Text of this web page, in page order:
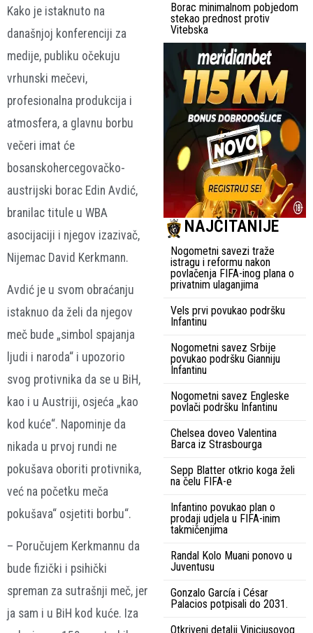
Kako je istaknuto na
današnjoj konferenciji za
medije, publiku očekuju
vrhunski mečevi,
profesionalna produkcija i
atmosfera, a glavnu borbu
večeri imat će
bosanskohercegovačko-
austrijski borac Edin Avdić,
branilac titule u WBA
asocijaciji i njegov izazivač,
Nijemac David Kerkmann.
Avdić je u svom obraćanju
istaknuo da želi da njegov
meč bude „simbol spajanja
ljudi i naroda“ i upozorio
svog protivnika da se u BiH,
kao i u Austriji, osjeća „kao
kod kuće“. Napominje da
nikada u prvoj rundi ne
pokušava oboriti protivnika,
već na početku meča
pokušava“ osjetiti borbu“.
– Poručujem Kerkmannu da
bude fizički i psihički
spreman za sutrašnji meč, jer
ja sam i u BiH kod kuće. Iza
Borac minimalnom pobjedom
stekao prednost protiv
Vitebska
NAJČITANIJE
Nogometni savezi traže
istragu i reformu nakon
povlačenja FIFA-inog plana o
privatnim ulaganjima
Vels prvi povukao podršku
Infantinu
Nogometni savez Srbije
povukao podršku Gianniju
Infantinu
Nogometni savez Engleske
povlači podršku Infantinu
Chelsea doveo Valentina
Barca iz Strasbourga
Sepp Blatter otkrio koga želi
na čelu FIFA-e
Infantino povukao plan o
prodaji udjela u FIFA-inim
takmičenjima
Randal Kolo Muani ponovo u
Juventusu
Gonzalo García i César
Palacios potpisali do 2031.
Otkriveni detalji Viniciusovog